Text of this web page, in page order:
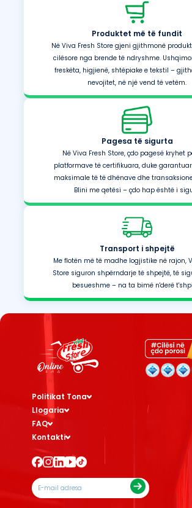
Produktet më të fundit
Në Viva Fresh Store gjeni gjithmonë
cilësore nga brende të ndryshme.
freskëta, higjienë, shtëpiake e tekstil –
nevojitet, në një vend të vetëm.
Pagesa të sigurta
Në Viva Fresh Store, çdo pagesë kryhet
platformave të certifikuara, duke
maksimale të të dhënave dhe
Blini me qetësi – çdo hap është i
Transport i shpejtë
Me flotën më të madhe logjistike në rajon,
Store siguron shpërndarje të shpejtë, të
besueshme – na ta bimë n'derë
Politikat Tona
Llogaria
FAQ
Kontakti